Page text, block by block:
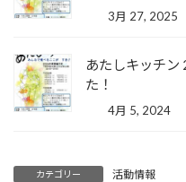
3月 27, 2025
あたしキッチン
た！
4月 5, 2024
カテゴリー 活動情報